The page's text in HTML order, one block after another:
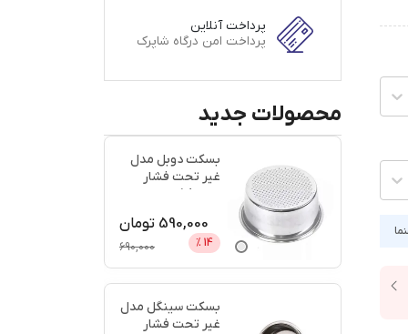
پرداخت آنلاین
پرداخت امن درگاه شاپرک
محصولات جدید
بسکت دوبل مدل
غیر تحت فشار
590,000 تومان
14
%
690,000
بسکت سینگل مدل
غیر تحت فشار